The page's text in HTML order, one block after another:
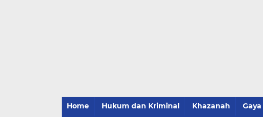
Home Hukum dan Kriminal Khazanah